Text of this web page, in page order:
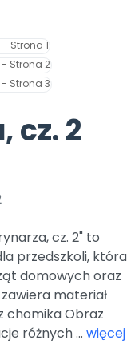
cz. 2
cz. 2" to
przedszkoli, która
domowych oraz
materiał
chomika Obraz
różnych ... więcej